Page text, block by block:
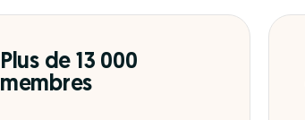
Plus de 13 000
membres